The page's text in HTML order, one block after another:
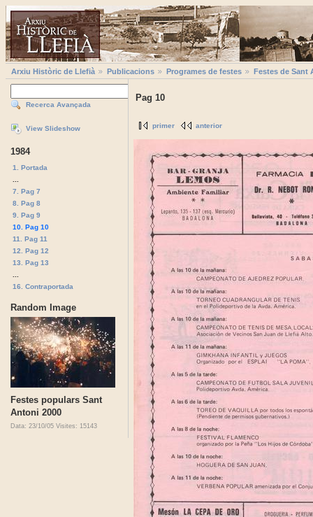
Arxiu Històric de Llefià Publicacions Programes de festes Festes de Sant
Recerca Avançada
View Slideshow
1984
1. Portada
7. Pag 7
8. Pag 8
9. Pag 9
10. Pag 10
11. Pag 11
12. Pag 12
13. Pag 13
16. Contraportada
Random Image
Festes populars Sant
Antoni 2000
Data: 23/10/05 Visites: 15143
Pag 10
primer anterior